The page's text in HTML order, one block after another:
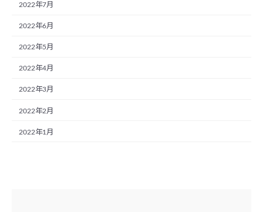
2022年7月
2022年6月
2022年5月
2022年4月
2022年3月
2022年2月
2022年1月